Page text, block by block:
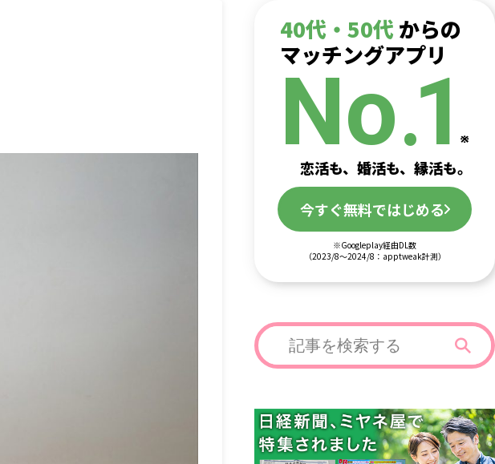
40代・50代 からの
マッチングアプリ
No.1
恋活も、婚活も、縁活も。
今すぐ無料ではじめる
※Googleplay経由DL数
（2023/8～2024/8：apptweak計測）